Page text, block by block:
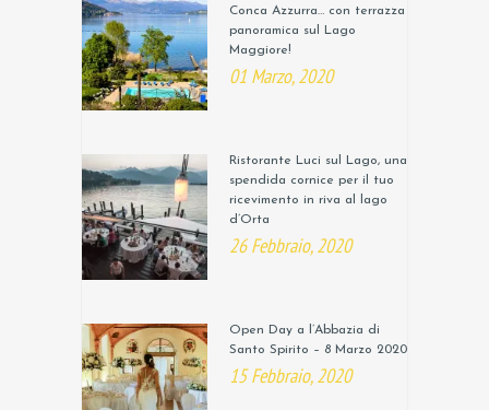
Conca Azzurra… con terrazza
panoramica sul Lago
Maggiore!
01 Marzo, 2020
Ristorante Luci sul Lago, una
spendida cornice per il tuo
ricevimento in riva al lago
d’Orta
26 Febbraio, 2020
Open Day a l’Abbazia di
Santo Spirito – 8 Marzo 2020
15 Febbraio, 2020